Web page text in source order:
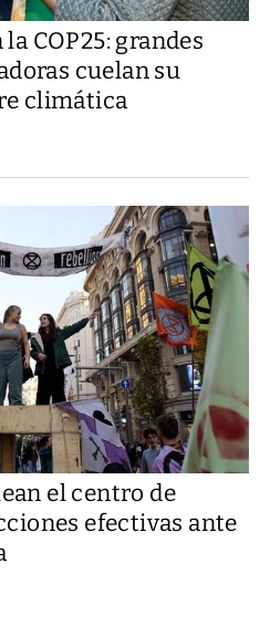
COP25: grandes
cuelan su
climática
el centro de
efectivas ante